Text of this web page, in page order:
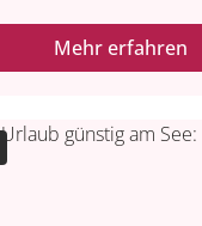
Mehr erfahren